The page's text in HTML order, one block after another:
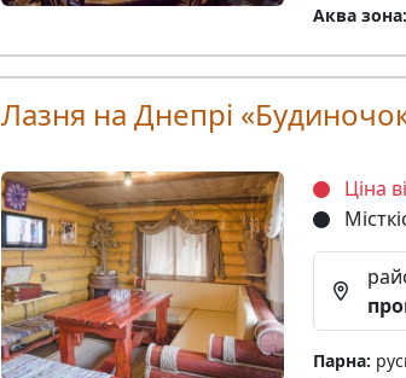
Аква зона:
Лазня на Днепрі
Ціна
Парна: